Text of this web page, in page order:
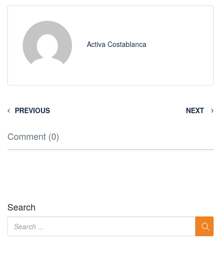
Activa Costablanca
PREVIOUS NEXT
Comment (0)
Search